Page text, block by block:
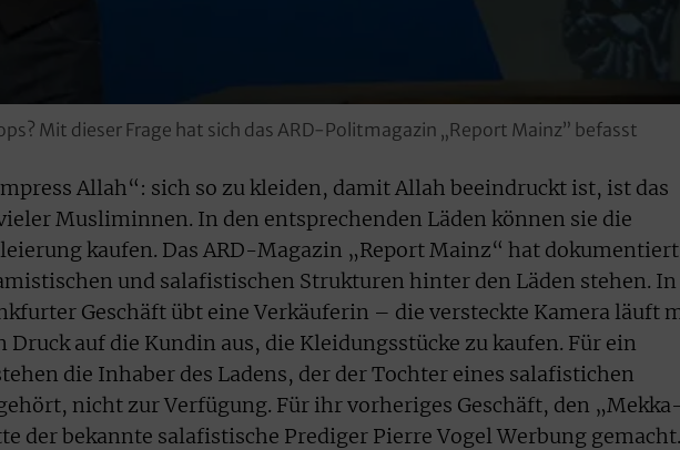
Mit dieser Frage hat sich das ARD-Politmagazin „Report Mainz” befasst
Allah“: sich so zu kleiden, damit Allah beeindruckt ist, ist das
Musliminnen. In den entsprechenden Läden können sie die
kaufen. Das ARD-Magazin „Report Mainz“ hat
und salafistischen Strukturen hinter den Läden stehen. In
Geschäft übt eine Verkäuferin – die versteckte Kamera läuft
Druck auf die Kundin aus, die Kleidungsstücke zu kaufen. Für ein
die Inhaber des Ladens, der der Tochter eines salafistichen
nicht zur Verfügung. Für ihr vorheriges Geschäft, den „Mekka-
der bekannte salafistische Prediger Pierre Vogel Werbung